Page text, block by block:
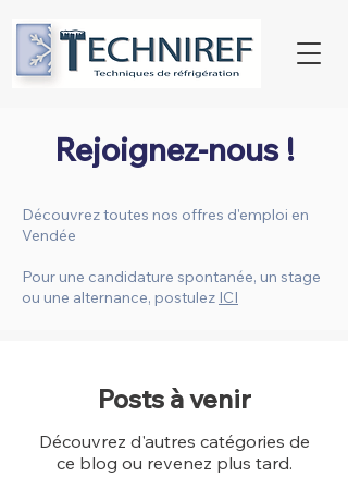
Rejoignez-nous !
Découvrez toutes nos offres d'emploi en
Vendée
Pour une candidature spontanée, un stage
ou une alternance, postulez ICI
Posts à venir
Découvrez d'autres catégories de
ce blog ou revenez plus tard.